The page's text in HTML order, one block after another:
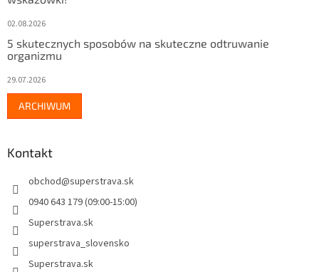
02.08.2026
5 skutecznych sposobów na skuteczne odtruwanie
organizmu
29.07.2026
ARCHIWUM
Kontakt
obchod@superstrava.sk
0940 643 179 (09:00-15:00)
Superstrava.sk
superstrava_slovensko
Superstrava.sk